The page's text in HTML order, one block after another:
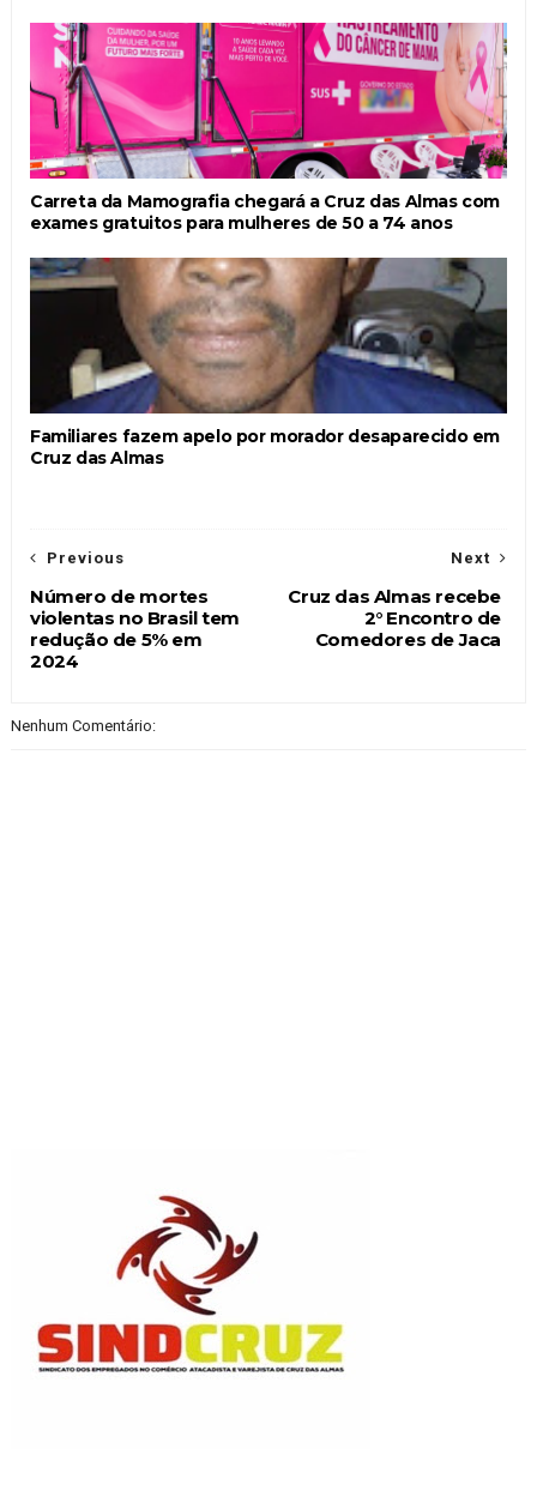
Carreta da Mamografia chegará a Cruz das Almas com
exames gratuitos para mulheres de 50 a 74 anos
Familiares fazem apelo por morador desaparecido em
Cruz das Almas
Next
Cruz das Almas recebe
2° Encontro de
Comedores de Jaca
Previous
Número de mortes
violentas no Brasil tem
redução de 5% em
2024
Nenhum Comentário: